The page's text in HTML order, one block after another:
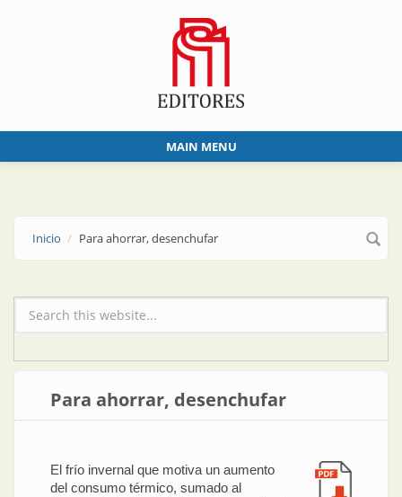
MAIN MENU
Inicio Para ahorrar, desenchufar
Formulario de búsqueda
Para ahorrar, desenchufar
El frío invernal que motiva un aumento
del consumo térmico, sumado al